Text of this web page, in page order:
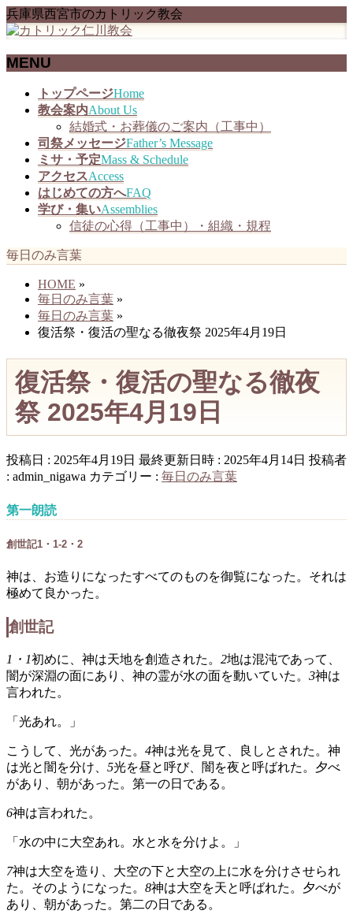
兵庫県西宮市のカトリック教会
MENU
トップページHome
教会案内About Us
結婚式・お葬儀のご案内（工事中）
司祭メッセージFather’s Message
ミサ・予定Mass & Schedule
アクセスAccess
はじめての方へFAQ
学び・集いAssemblies
信徒の心得（工事中）・組織・規程
毎日のみ言葉
HOME »
毎日のみ言葉 »
毎日のみ言葉 »
復活祭・復活の聖なる徹夜祭 2025年4月19日
復活祭・復活の聖なる徹夜
祭 2025年4月19日
投稿日 : 2025年4月19日 最終更新日時 : 2025年4月14日 投稿者
: admin_nigawa カテゴリー : 毎日のみ言葉
第一朗読
創世記1・1-2・2
神は、お造りになったすべてのものを御覧になった。それは
極めて良かった。
創世記
1・1初めに、神は天地を創造された。 2地は混沌であって、
闇が深淵の面にあり、神の霊が水の面を動いていた。 3神は
言われた。
「光あれ。」
こうして、光があった。 4神は光を見て、良しとされた。神
は光と闇を分け、 5光を昼と呼び、闇を夜と呼ばれた。夕べ
があり、朝があった。第一の日である。
6神は言われた。
「水の中に大空あれ。水と水を分けよ。」
7神は大空を造り、大空の下と大空の上に水を分けさせられ
た。そのようになった。 8神は大空を天と呼ばれた。夕べが
あり、朝があった。第二の日である。